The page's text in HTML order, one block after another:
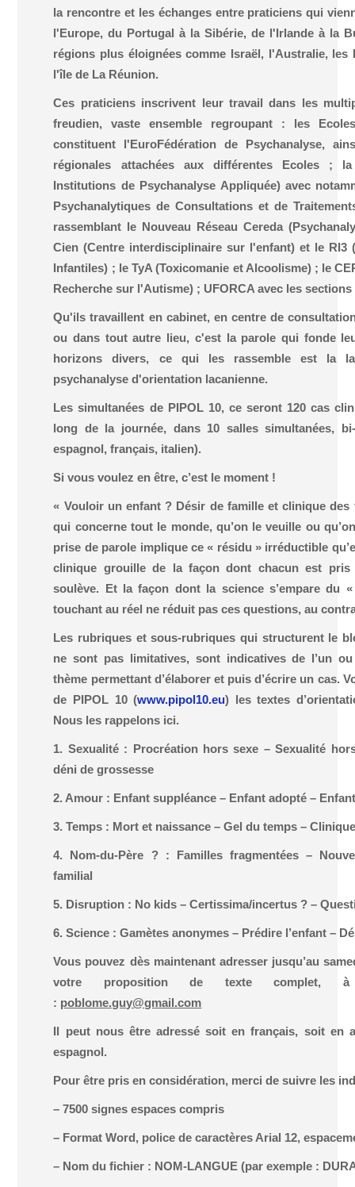
la rencontre et les échanges entre praticiens qui
l'Europe, du Portugal à la Sibérie, de l'Irlande à la
régions plus éloignées comme Israël, l'Australie, les
l'île de La Réunion.
Ces praticiens inscrivent leur travail dans les
freudien, vaste ensemble regroupant : les
constituent l'EuroFédération de Psychanalyse,
régionales attachées aux différentes Ecoles ;
Institutions de Psychanalyse Appliquée) avec
Psychanalytiques de Consultations et de
rassemblant le Nouveau Réseau Cereda
Cien (Centre interdisciplinaire sur l'enfant) et le RI3
Infantiles) ; le TyA (Toxicomanie et Alcoolisme) ; le
Recherche sur l'Autisme) ; UFORCA avec les
Qu'ils travaillent en cabinet, en centre de
ou dans tout autre lieu, c'est la parole qui fonde
horizons divers, ce qui les rassemble est la
psychanalyse d'orientation lacanienne.
Les simultanées de PIPOL 10, ce seront 120 cas
long de la journée, dans 10 salles simultanées,
espagnol, français, italien).
Si vous voulez en être, c’est le moment !
« Vouloir un enfant ? Désir de famille et clinique
qui concerne tout le monde, qu’on le veuille ou
prise de parole implique ce « résidu » irréductible
clinique grouille de la façon dont chacun est pris
soulève. Et la façon dont la science s’empare du
touchant au réel ne réduit pas ces questions, au
Les rubriques et sous-rubriques qui structurent le
ne sont pas limitatives, sont indicatives de l’un
thème permettant d’élaborer et puis d’écrire un cas.
de PIPOL 10 (www.pipol10.eu) les textes
Nous les rappelons ici.
1. Sexualité : Procréation hors sexe – Sexualité
déni de grossesse
2. Amour : Enfant suppléance – Enfant adopté –
3. Temps : Mort et naissance – Gel du temps –
4. Nom-du-Père ? : Familles fragmentées –
familial
5. Disruption : No kids – Certissima/incertus ? –
6. Science : Gamètes anonymes – Prédire l’enfant –
Vous pouvez dès maintenant adresser jusqu’au
votre proposition de texte complet, à
: poblome.guy@gmail.com
Il peut nous être adressé soit en français, soit en
espagnol.
Pour être pris en considération, merci de suivre les
– 7500 signes espaces compris
– Format Word, police de caractères Arial 12,
– Nom du fichier : NOM-LANGUE (par exemple :